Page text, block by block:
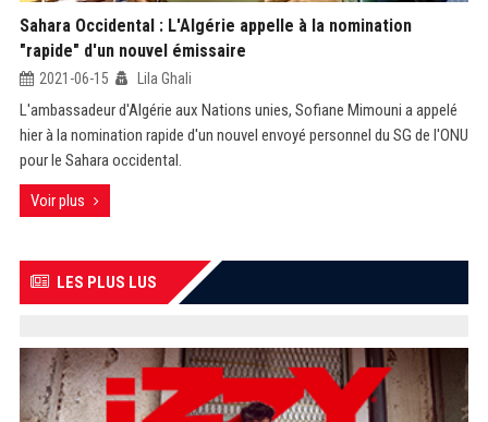
Sahara Occidental : L'Algérie appelle à la nomination
"rapide" d'un nouvel émissaire
2021-06-15 Lila Ghali
L'ambassadeur d'Algérie aux Nations unies, Sofiane Mimouni a appelé
hier à la nomination rapide d'un nouvel envoyé personnel du SG de l'ONU
pour le Sahara occidental.
Voir plus
LES PLUS LUS